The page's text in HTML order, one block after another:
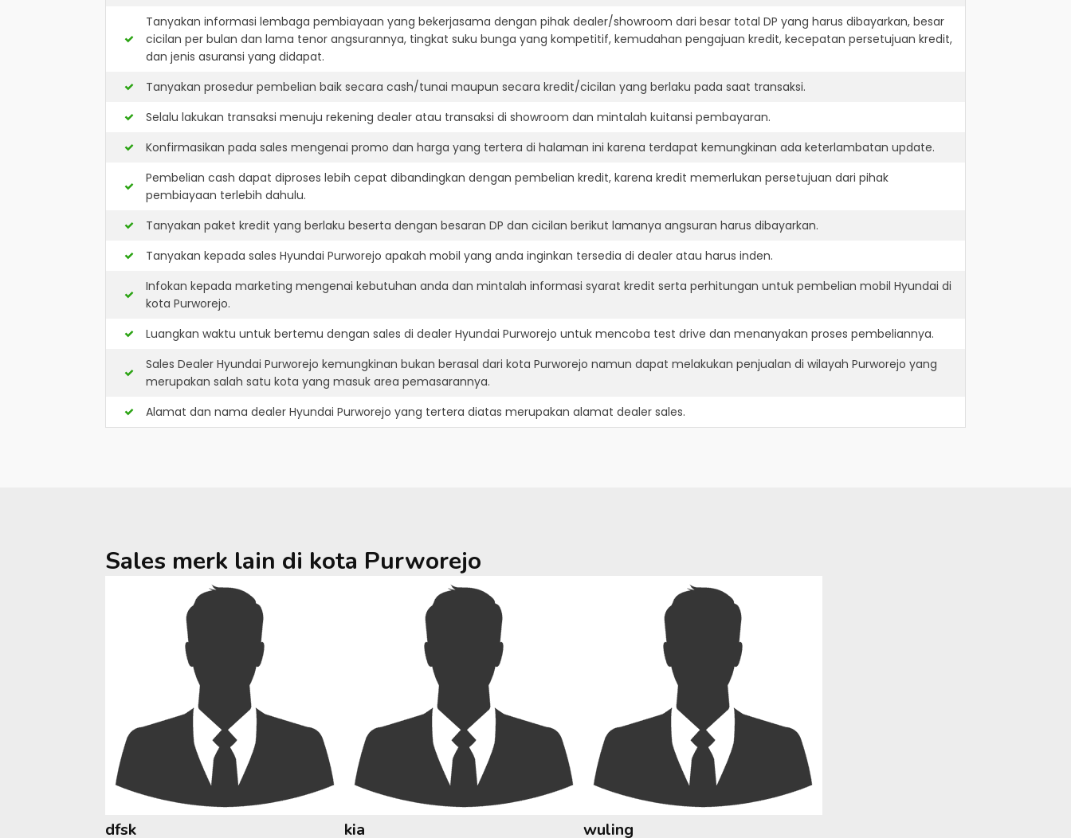
Tanyakan informasi lembaga pembiayaan yang bekerjasama dengan pihak dealer/showroom dari besar total DP yang harus dibayarkan, besar
cicilan per bulan dan lama tenor angsurannya, tingkat suku bunga yang kompetitif, kemudahan pengajuan kredit, kecepatan persetujuan kredit,
dan jenis asuransi yang didapat.
Tanyakan prosedur pembelian baik secara cash/tunai maupun secara kredit/cicilan yang berlaku pada saat transaksi.
Selalu lakukan transaksi menuju rekening dealer atau transaksi di showroom dan mintalah kuitansi pembayaran.
Konfirmasikan pada sales mengenai promo dan harga yang tertera di halaman ini karena terdapat kemungkinan ada keterlambatan update.
Pembelian cash dapat diproses lebih cepat dibandingkan dengan pembelian kredit, karena kredit memerlukan persetujuan dari pihak
pembiayaan terlebih dahulu.
Tanyakan paket kredit yang berlaku beserta dengan besaran DP dan cicilan berikut lamanya angsuran harus dibayarkan.
Tanyakan kepada sales Hyundai Purworejo apakah mobil yang anda inginkan tersedia di dealer atau harus inden.
Infokan kepada marketing mengenai kebutuhan anda dan mintalah informasi syarat kredit serta perhitungan untuk pembelian mobil Hyundai di
kota Purworejo.
Luangkan waktu untuk bertemu dengan sales di dealer Hyundai Purworejo untuk mencoba test drive dan menanyakan proses pembeliannya.
Sales Dealer Hyundai Purworejo kemungkinan bukan berasal dari kota Purworejo namun dapat melakukan penjualan di wilayah Purworejo yang
merupakan salah satu kota yang masuk area pemasarannya.
Alamat dan nama dealer Hyundai Purworejo yang tertera diatas merupakan alamat dealer sales.
Sales merk lain di kota Purworejo
dfsk kia wuling